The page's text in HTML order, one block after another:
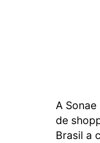
A
de
Brasil a